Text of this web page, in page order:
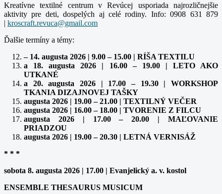
Kreatívne textilné centrum v Revúcej usporiada najrozličnejšie
aktivity pre deti, dospelých aj celé rodiny. Info: 0908 631 879
|
Ďalšie termíny a témy:
– 14. augusta 2026 | 9.00 – 15.00 | RÍŠA TEXTILU
a 18. augusta 2026 | 16.00 – 19.00 | LETO AKO
UTKANÉ
a 20. augusta 2026 | 17.00 – 19.30 | WORKSHOP
TKANIA DIZAJNOVEJ TAŠKY
augusta 2026 | 19.00 – 21.00 | TEXTILNÝ VEČER
augusta 2026 | 16.00 – 18.00 | TVORENIE Z FILCU
augusta 2026 | 17.00 – 20.00 | MAĽOVANIE
PRIADZOU
augusta 2026 | 19.00 – 20.30 | LETNÁ VERNISÁŽ
* * *
sobota 8. augusta 2026 | 17.00 | Evanjelický a. v. kostol
ENSEMBLE THESAURUS MUSICUM